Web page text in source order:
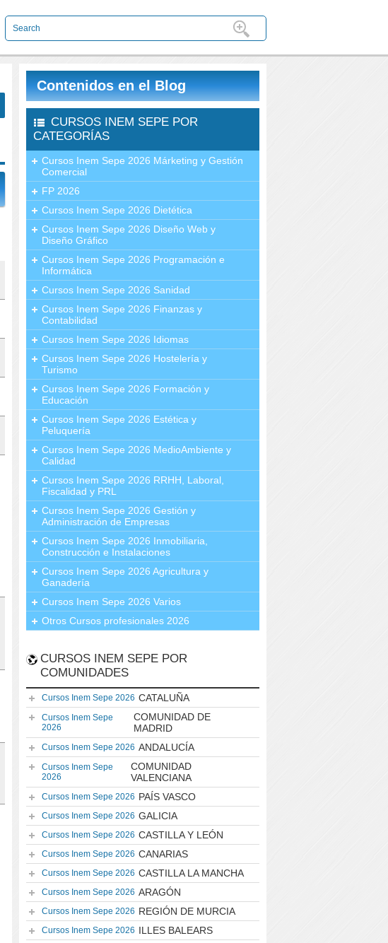
Contenidos en el Blog
CURSOS INEM SEPE POR
CATEGORÍAS
Cursos Inem Sepe 2026 Márketing y Gestión
Comercial
FP 2026
Cursos Inem Sepe 2026 Dietética
Cursos Inem Sepe 2026 Diseño Web y
Diseño Gráfico
Cursos Inem Sepe 2026 Programación e
Informática
Cursos Inem Sepe 2026 Sanidad
Cursos Inem Sepe 2026 Finanzas y
Contabilidad
Cursos Inem Sepe 2026 Idiomas
Cursos Inem Sepe 2026 Hostelería y
Turismo
Cursos Inem Sepe 2026 Formación y
Educación
Cursos Inem Sepe 2026 Estética y
Peluquería
Cursos Inem Sepe 2026 MedioAmbiente y
Calidad
Cursos Inem Sepe 2026 RRHH, Laboral,
Fiscalidad y PRL
Cursos Inem Sepe 2026 Gestión y
Administración de Empresas
Cursos Inem Sepe 2026 Inmobiliaria,
Construcción e Instalaciones
Cursos Inem Sepe 2026 Agricultura y
Ganadería
Cursos Inem Sepe 2026 Varios
Otros Cursos profesionales 2026
CURSOS INEM SEPE POR
COMUNIDADES
Cursos Inem Sepe 2026 CATALUÑA
Cursos Inem Sepe
2026
COMUNIDAD DE
MADRID
Cursos Inem Sepe 2026 ANDALUCÍA
Cursos Inem Sepe
2026
COMUNIDAD
VALENCIANA
Cursos Inem Sepe 2026 PAÍS VASCO
Cursos Inem Sepe 2026 GALICIA
Cursos Inem Sepe 2026 CASTILLA Y LEÓN
Cursos Inem Sepe 2026 CANARIAS
Cursos Inem Sepe 2026 CASTILLA LA MANCHA
Cursos Inem Sepe 2026 ARAGÓN
Cursos Inem Sepe 2026 REGIÓN DE MURCIA
Cursos Inem Sepe 2026 ILLES BALEARS